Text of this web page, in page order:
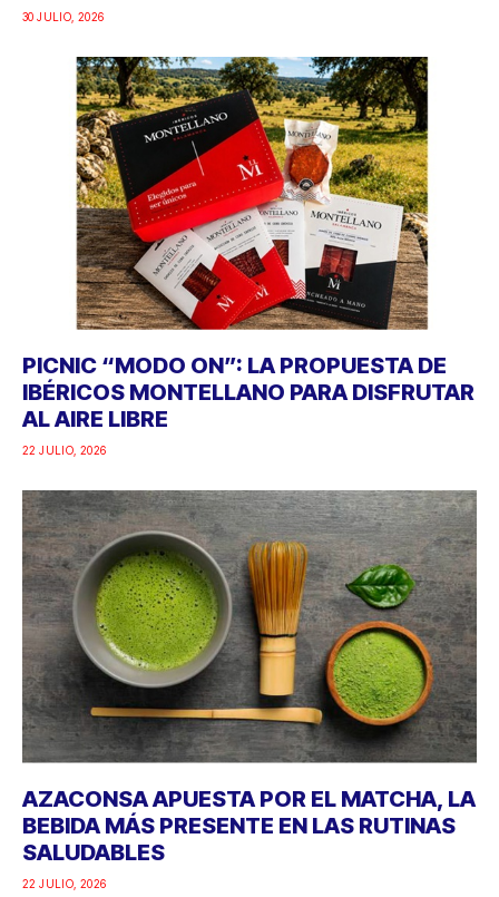
30 JULIO, 2026
PICNIC “MODO ON”: LA PROPUESTA DE
IBÉRICOS MONTELLANO PARA DISFRUTAR
AL AIRE LIBRE
22 JULIO, 2026
AZACONSA APUESTA POR EL MATCHA, LA
BEBIDA MÁS PRESENTE EN LAS RUTINAS
SALUDABLES
22 JULIO, 2026